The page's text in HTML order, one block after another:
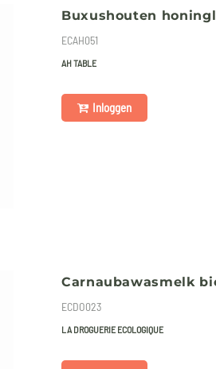
Buxushouten
ECAH051
AH TABLE
Inloggen
Carnaubawasmelk
ECDO023
LA DROGUERIE ECOLOGIQUE